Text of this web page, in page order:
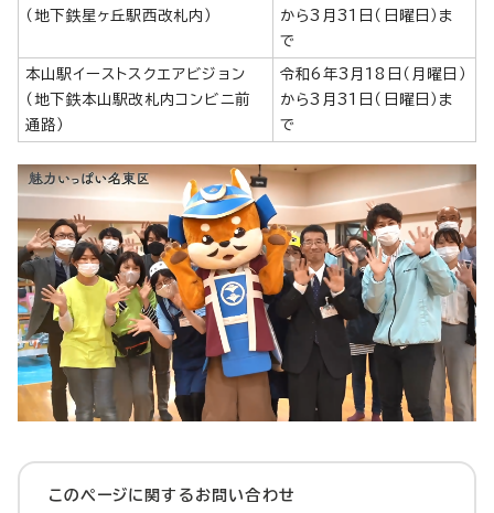
（地下鉄星ヶ丘駅西改札内）
から3月31日（日曜日）ま
で
本山駅イーストスクエアビジョン
（地下鉄本山駅改札内コンビニ前
通路）
令和6年3月18日（月曜日）
から3月31日（日曜日）ま
で
このページに関する お問い合わせ